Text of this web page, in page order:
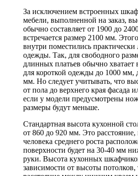
За исключением встроенных
мебели, выполненной на заказ,
обычно составляет от 1900 до
встречается размер 2100 мм.
внутри поместились
одежды. Так, для свободного
длинных платьев обычно
для короткой одежды до 1000
мм. Но следует учитывать, что
от пола до верхнего края фасада
если у модели предусмотрены
размеры будут меньше.
Стандартная высота кухонной
от 860 до 920 мм. Это
человека среднего роста
поверхности будет на 30-40 мм
руки. Высота кухонных
зависимости от высоты